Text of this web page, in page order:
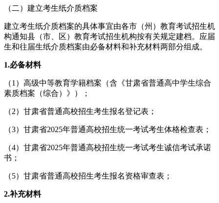
（二）建立考生纸介质档案
建立考生纸介质档案的具体事宜由各市（州）教育考试招生机
构通知县（市、区）教育考试招生机构按有关规定建档。应届
生和往届生纸介质档案由必备材料和补充材料两部分组成。
1.必备材料
（1）高级中等教育学籍档案（含《甘肃省普通高中学生综合
素质档案（综合）》）；
（2）甘肃省普通高校招生考生报名登记表；
（3）甘肃省2025年普通高校招生统一考试考生体格检查表；
（4）甘肃省2025年普通高校招生统一考试考生诚信考试承诺
书；
（5）甘肃省普通高校招生考生报名资格审查表；
2.补充材料